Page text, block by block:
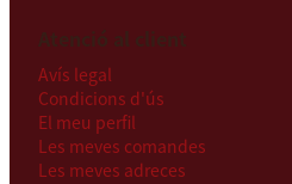
Avís legal
Condicions d'ús
El meu perfil
Les meves comandes
Les meves adreces